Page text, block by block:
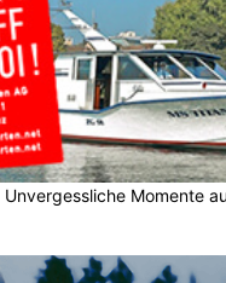
Unvergessliche Momente